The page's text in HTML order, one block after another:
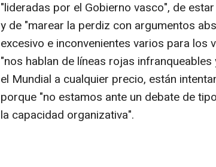
"lideradas por el Gobierno vasco", de
y de "marear la perdiz con argumentos
excesivo e inconvenientes varios para los
"nos hablan de líneas rojas
el Mundial a cualquier precio, están
porque "no estamos ante un debate de
la capacidad organizativa".